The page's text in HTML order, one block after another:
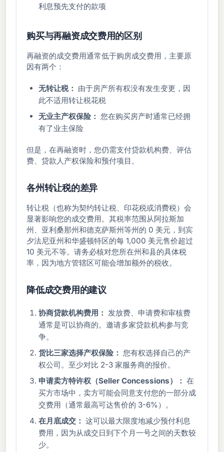
利息预先支付的款项
购买与再融资成交费用的区别
再融资的成交费用通常低于购房成交费用，主要原
因有两个：
无转让税： 由于房产所有权没有发生变更，因
此不适用转让税花税
无业主产权保险： 您在购买房产时通常已经拥
有了业主保险
但是，在再融资时，您仍需支付贷款机构费、评估
费、贷款人产权保险和预付项目。
各州转让税的差异
转让税（也称为契约转让税、印花税或消费税）会
显著影响您的成交费用。其税率范围从阿拉斯加
州、亚利桑那州和德克萨斯州等州的 0 美元，到宾
夕法尼亚州和华盛顿特区的每 1,000 美元售价超过
10 美元不等。请务必核对您所在州和县的具体税
率，因为地方管辖区可能会增加额外的税收。
降低成交费用的建议
协商贷款机构费用： 发放费、申请费和审核费
通常是可以协商的。邀请多家贷款机构参与竞
争。
货比三家选择产权保险： 您有权选择自己的产
权公司。至少对比 2-3 家服务商的报价。
申请卖方特许权（Seller Concessions）： 在
买方市场中，卖方可能会同意支付您的一部分成
交费用（通常最高可达售价的 3-6%）。
在月底成交： 这可以最大限度地减少预付利息
费用，因为从成交日到下个月一号之间的天数较
少。